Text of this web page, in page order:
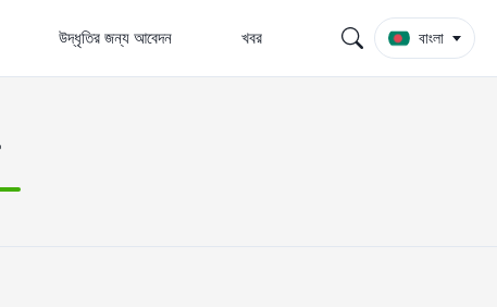
উদ্ধৃতির জন্য আবেদন খবর বাংলা